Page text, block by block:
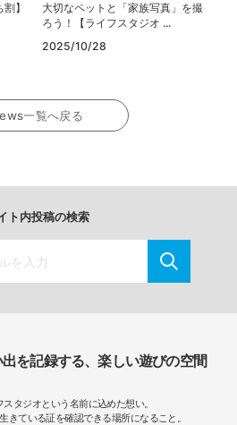
】
大切なペットと「家族写真」を撮
ろう！【ライフスタジオ ...
2025/10/28
一覧へ戻る
ト内投稿の検索
を記録する、楽しい遊びの空間
タジオという名前に込めた想い。
きている証を確認できる場所になること。